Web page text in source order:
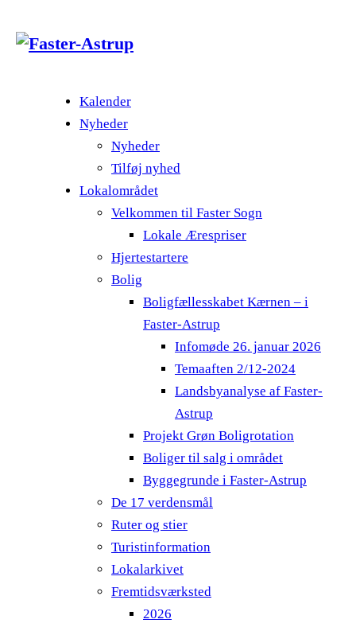
Kalender
Nyheder
Nyheder
Tilføj nyhed
Lokalområdet
Velkommen til Faster Sogn
Lokale Ærespriser
Hjertestartere
Bolig
Boligfællesskabet Kærnen – i
Faster-Astrup
Infomøde 26. januar 2026
Temaaften 2/12-2024
Landsbyanalyse af Faster-
Astrup
Projekt Grøn Boligrotation
Boliger til salg i området
Byggegrunde i Faster-Astrup
De 17 verdensmål
Ruter og stier
Turistinformation
Lokalarkivet
Fremtidsværksted
2026